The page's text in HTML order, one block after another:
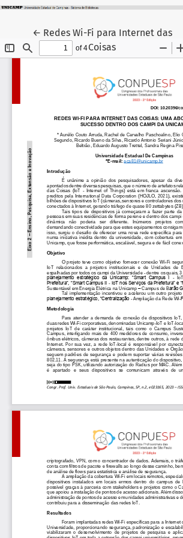
← Voltar aos Detalhes do Artigo
Redes Wi-Fi para Internet das
Coisas